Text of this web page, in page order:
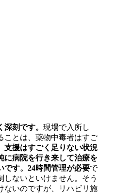
刻です。 現場で入所し
ことは、薬物中毒者はすご
支援はすごく足りない状況
に病院を行き来して治療を
です。24時間管理が必要で
しないといけません。そう
ないのですが、リハビリ施